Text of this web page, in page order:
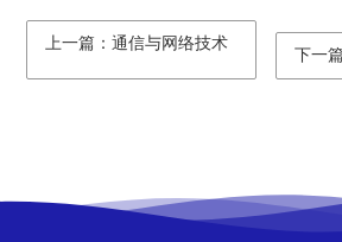
上一篇：通信与网络技术
下一